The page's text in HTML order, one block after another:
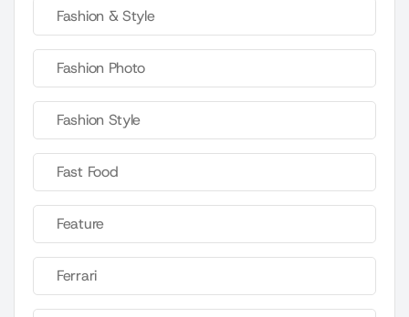
Fashion & Style
Fashion Photo
Fashion Style
Fast Food
Feature
Ferrari